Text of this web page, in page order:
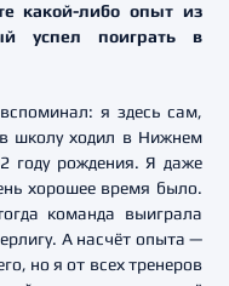
какой-либо опыт из
успел поиграть в
я здесь сам,
в школу ходил в Нижнем
году рождения. Я даже
хорошее время было.
команда выиграла
А насчёт опыта —
но я от всех тренеров